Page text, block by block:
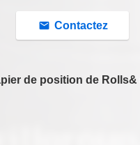
Contactez
de position de Rolls&